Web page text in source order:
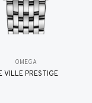
OMEGA
VILLE PRESTIGE